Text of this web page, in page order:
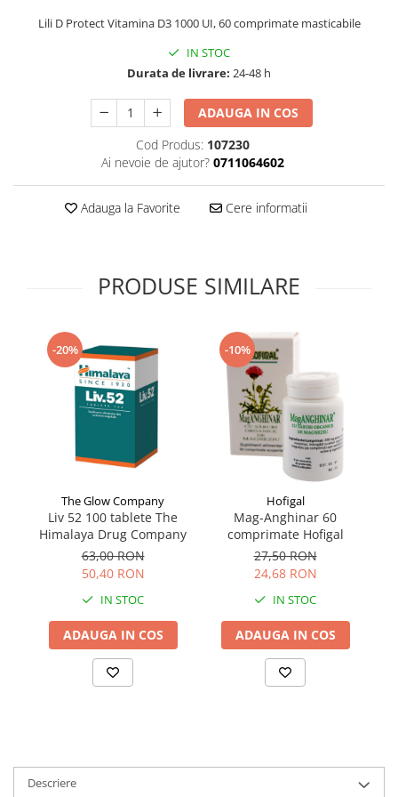
Supliment Vitamina D3
Tincturi si Gemoderivate
Tuse gat si respiratie
Vitamine si minerale
Lili D Protect Vitamina D3 1000 UI, 60 comprimate masticabile
IN STOC
Durata de livrare: 24-48 h
ADAUGA IN COS
Cod Produs: 107230
Ai nevoie de ajutor? 0711064602
Adauga la Favorite Cere informatii
PRODUSE SIMILARE
-20%
The Glow Company
Liv 52 100 tablete The
Himalaya Drug Company
63,00 RON
50,40 RON
IN STOC
ADAUGA IN COS
-10%
Hofigal
Mag-Anghinar 60
comprimate Hofigal
27,50 RON
24,68 RON
IN STOC
ADAUGA IN COS
Descriere